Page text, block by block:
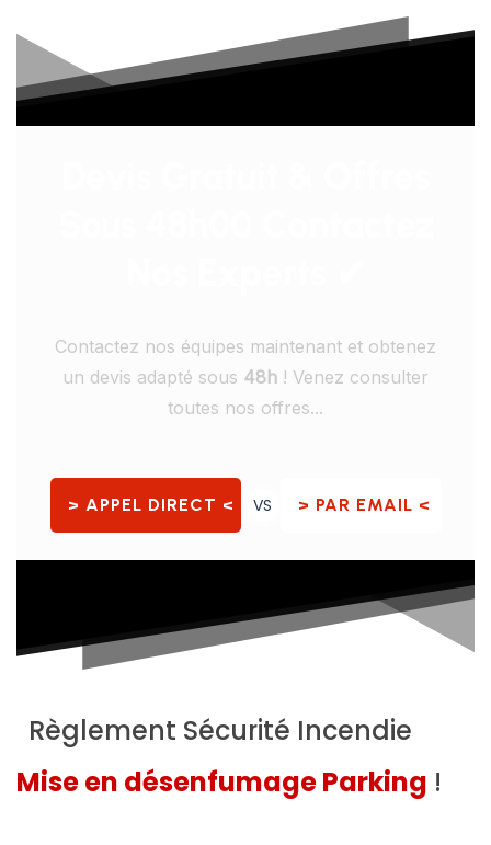
Contactez nos équipes maintenant et obtenez
un devis adapté sous 48h ! Venez consulter
toutes nos offres...
> APPEL DIRECT < VS > PAR EMAIL <
Règlement Sécurité Incendie
Mise en désenfumage Parking !